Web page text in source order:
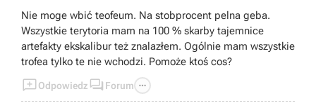
Nie moge wbić teofeum. Na stobprocent pelna geba.
Wszystkie terytoria mam na 100 % skarby tajemnice
artefakty ekskalibur też znalazłem. Ogólnie mam wszystkie
trofea tylko te nie wchodzi. Pomoże ktoś cos?
Odpowiedz  Forum 